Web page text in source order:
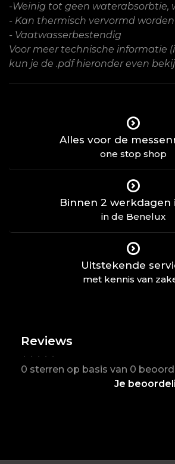
-Weinig tot geen waterabsorbtie,
- Kan thermisch vervormd
- Vaatwasserbestendig
Voor meer technische informatie
kun je de .pdf hieronder even
Alles voor de
one stop shop
Binnen 2 werkdagen
in de Benelux
Uitstekende
met kennis van
Reviews
• • • • •
0 sterren op basis van 0
Je